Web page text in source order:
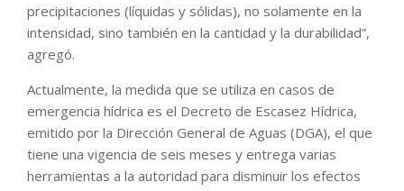
precipitaciones (líquidas y sólidas), no solamente en la
intensidad, sino también en la cantidad y la durabilidad”,
agregó.
Actualmente, la medida que se utiliza en casos de
emergencia hídrica es el Decreto de Escasez Hídrica,
emitido por la Dirección General de Aguas (DGA), el que
tiene una vigencia de seis meses y entrega varias
herramientas a la autoridad para disminuir los efectos